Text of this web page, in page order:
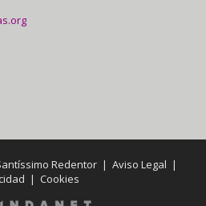
Redentor |Aviso Legal |
| Cookies